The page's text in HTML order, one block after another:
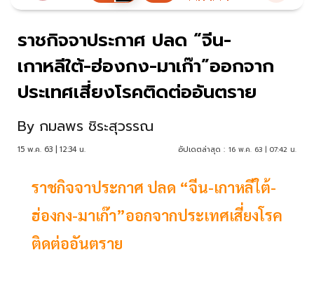
ราชกิจจาประกาศ ปลด “จีน-
เกาหลีใต้-ฮ่องกง-มาเก๊า”ออกจาก
ประเทศเสี่ยงโรคติดต่ออันตราย
By กมลพร ชิระสุวรรณ
15 พ.ค. 63 | 12:34 น. อัปเดตล่าสุด : 16 พ.ค. 63 | 07:42 น.
ราชกิจจาประกาศ ปลด “จีน-เกาหลีใต้-
ฮ่องกง-มาเก๊า”ออกจากประเทศเสี่ยงโรค
ติดต่ออันตราย